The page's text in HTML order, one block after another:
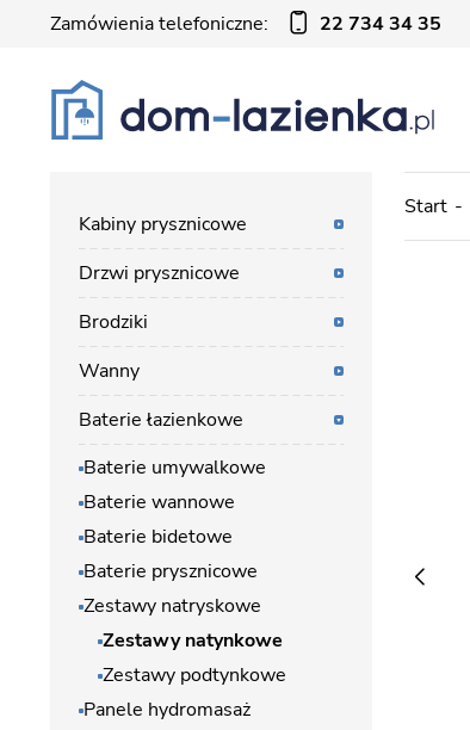
Zamówienia telefoniczne: 22 734 34 35
Start
Kabiny prysznicowe
Drzwi prysznicowe
Brodziki
Wanny
Baterie łazienkowe
Baterie umywalkowe
Baterie wannowe
Baterie bidetowe
Baterie prysznicowe
Zestawy natryskowe
Zestawy natynkowe
Zestawy podtynkowe
Panele hydromasaż